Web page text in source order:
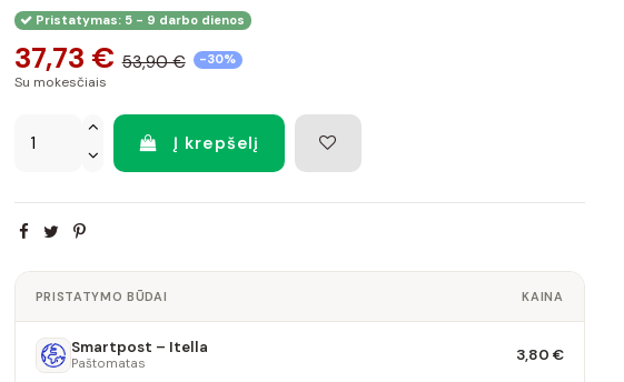
Pristatymas: 5 - 9 darbo dienos
37,73 € 53,90 € -30%
Su mokesčiais
Į krepšelį
PRISTATYMO BŪDAI KAINA
Smartpost – Itella
Paštomatas 3,80 €